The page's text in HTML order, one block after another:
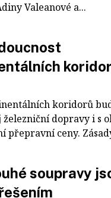
Valeanové a...
koridorů
dopravy i s
přepravní ceny.
soupravy